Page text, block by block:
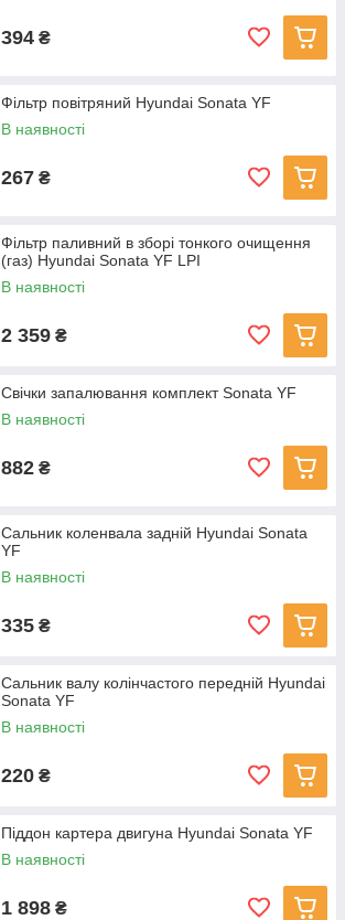
394 ₴
Фільтр повітряний Hyundai Sonata YF
В наявності
267 ₴
Фільтр паливний в зборі тонкого очищення
(газ) Hyundai Sonata YF LPI
В наявності
2 359 ₴
Свічки запалювання комплект Sonata YF
В наявності
882 ₴
Сальник коленвала задній Hyundai Sonata
YF
В наявності
335 ₴
Сальник валу колінчастого передній Hyundai
Sonata YF
В наявності
220 ₴
Піддон картера двигуна Hyundai Sonata YF
В наявності
1 898 ₴